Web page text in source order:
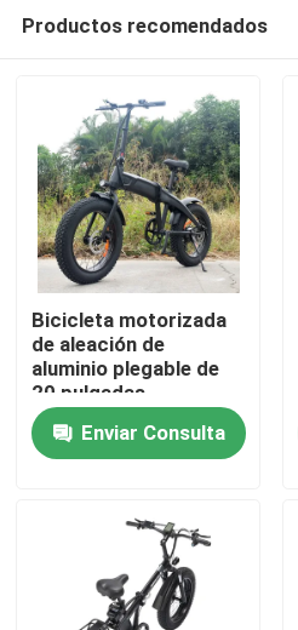
Hogar
Productos
Vídeos
Sobre nosotros
Viaje de la fábrica
Control de calidad
Productos recomendados
Bicicleta motorizada
de aleación de
aluminio plegable de
20 pulgadas
Enviar Consulta